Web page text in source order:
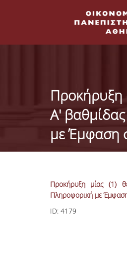
Προκήρυξη
Α'
με Έμφαση
Προκήρυξη μίας (1)
Πληροφορική με
ID: 4179